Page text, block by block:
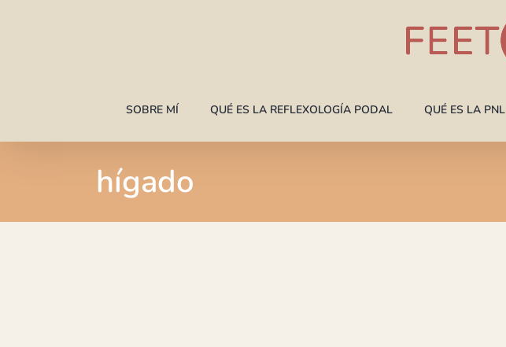
SOBRE MÍ QUÉ ES LA REFLEXOLOGÍA PODAL QUÉ ES LA PNL
hígado